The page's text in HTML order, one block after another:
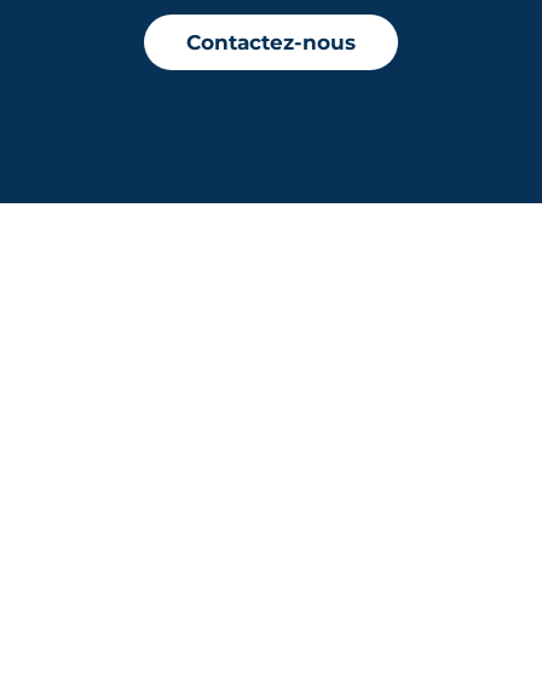
Contactez-nous